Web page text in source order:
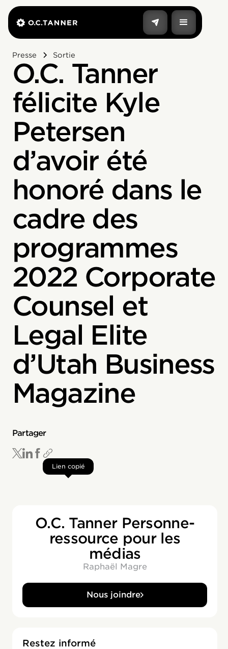
Presse Sortie
O.C. Tanner
félicite Kyle
Petersen
d’avoir été
honoré dans le
cadre des
programmes
2022 Corporate
Counsel et
Legal Elite
d’Utah Business
Magazine
Partager
Lien copié
O.C. Tanner Personne-
ressource pour les
médias
Raphaël Magre
Nous joindre
Restez informé